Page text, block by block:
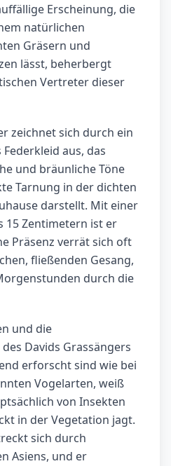
Erscheinung, die
natürlichen
Gräsern und
lässt, beherbergt
Vertreter dieser
zeichnet sich durch ein
aus, das
und bräunliche Töne
Tarnung in der dichten
darstellt. Mit einer
15 Zentimetern ist er
Präsenz verrät sich oft
fließenden Gesang,
durch die
und die
Davids Grassängers
erforscht sind wie bei
Vogelarten, weiß
von Insekten
in der Vegetation jagt.
sich durch
Asiens, und er